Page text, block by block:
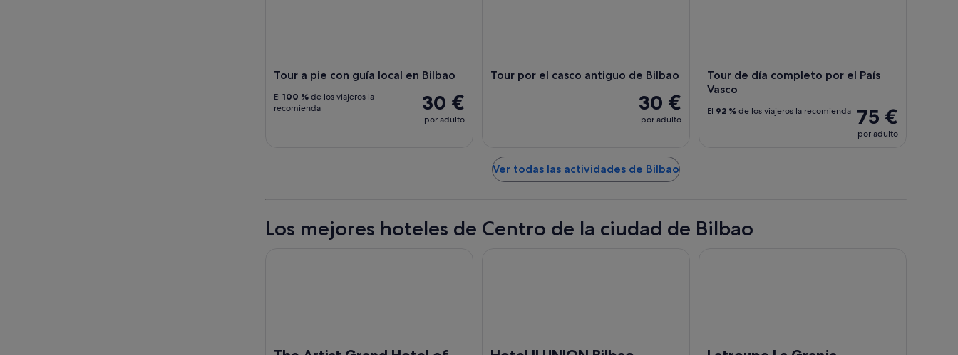
Tour a pie con guía local en Bilbao
30 €
por adulto
El 100 % de los viajeros la
recomienda
Tour por el casco antiguo de Bilbao
30 €
por adulto
Tour de día completo por el País
Vasco
75 €
por adulto
El 92 % de los viajeros la recomienda
Ver todas las actividades de Bilbao
Los mejores hoteles de Centro de la ciudad de Bilbao